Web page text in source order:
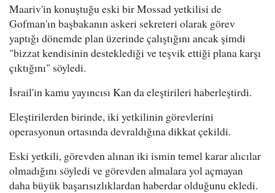
Maariv'in konuştuğu eski bir Mossad yetkilisi de
Gofman'ın başbakanın askeri sekreteri olarak görev
yaptığı dönemde plan üzerinde çalıştığını ancak şimdi
"bizzat kendisinin desteklediği ve teşvik ettiği plana karşı
çıktığını" söyledi.
İsrail'in kamu yayıncısı Kan da eleştirileri haberleştirdi.
Eleştirilerden birinde, iki yetkilinin görevlerini
operasyonun ortasında devraldığına dikkat çekildi.
Eski yetkili, görevden alınan iki ismin temel karar alıcılar
olmadığını söyledi ve görevden almalara yol açmayan
daha büyük başarısızlıklardan haberdar olduğunu ekledi.